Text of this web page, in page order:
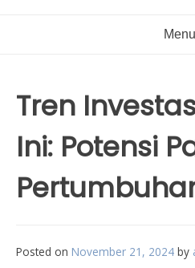
Menu
Tren
Ini: Potensi
Posted on November 21, 2024 by